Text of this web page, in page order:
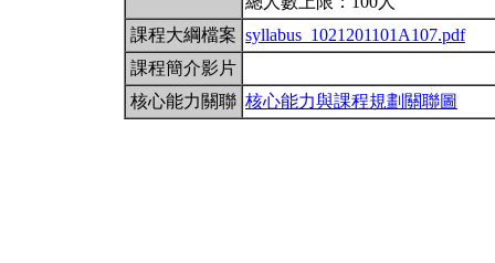
課程大綱檔案 syllabus_1021201101A107.pdf
課程簡介影片
核心能力關聯 核心能力與課程規劃關聯圖